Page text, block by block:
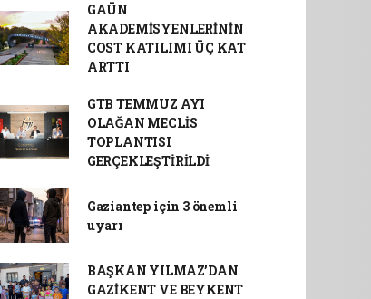
GAÜN
AKADEMİSYENLERİNİN
COST KATILIMI ÜÇ KAT
ARTTI
GTB TEMMUZ AYI
OLAĞAN MECLİS
TOPLANTISI
GERÇEKLEŞTİRİLDİ
Gaziantep için 3 önemli
uyarı
BAŞKAN YILMAZ’DAN
GAZİKENT VE BEYKENT